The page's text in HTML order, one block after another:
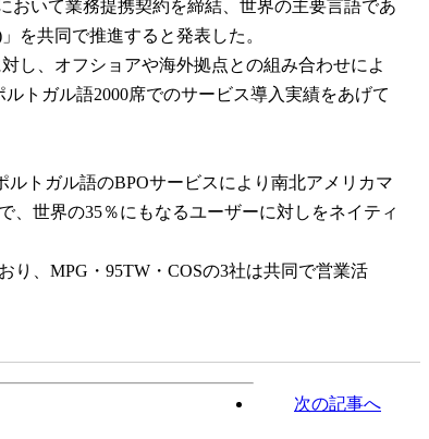
おいて業務提携契約を締結、世界の主要言語であ
を共同で推進すると発表した。
し、オフショアや海外拠点との組み合わせによ
トガル語2000席でのサービス導入実績をあげて
トガル語のBPOサービスにより南北アメリカマ
世界の35％にもなるユーザーに対しをネイティ
、MPG・95TW・COSの3社は共同で営業活
次の記事へ